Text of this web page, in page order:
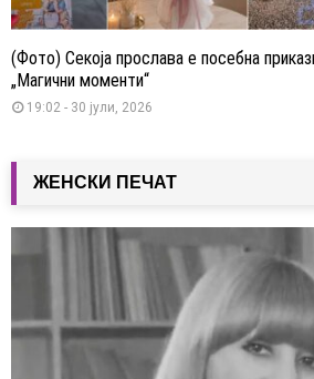
(Фото) Секоја прослава е посебна
„Магични моменти“
19:02 - 30 јули, 2026
ЖЕНСКИ ПЕЧАТ